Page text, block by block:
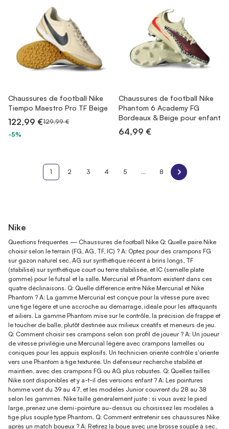
Chaussures de football Nike
Tiempo Maestro Pro TF Beige
122,99 €129,99 €
-5%
Chaussures de football Nike
Phantom 6 Academy FG
Bordeaux & Beige pour enfant
64,99 €
1 2 3 4 5 ... 8
Nike
Questions fréquentes — Chaussures de football Nike Q: Quelle paire Nike
choisir selon le terrain (FG, AG, TF, IC) ? A: Optez pour des crampons FG
sur gazon naturel sec, AG sur synthétique récent à brins longs, TF
(stabilisé) sur synthétique court ou terre stabilisée, et IC (semelle plate
gomme) pour le futsal et la salle. Mercurial et Phantom existent dans ces
quatre déclinaisons. Q: Quelle différence entre Nike Mercurial et Nike
Phantom ? A: La gamme Mercurial est conçue pour la vitesse pure avec
une tige légère et une accroche au démarrage, idéale pour les attaquants
et ailiers. La gamme Phantom mise sur le contrôle, la précision de frappe et
le toucher de balle, plutôt destinée aux milieux créatifs et meneurs de jeu.
Q: Comment choisir ses crampons selon son profil de joueur ? A: Un joueur
de vitesse privilégie une Mercurial légère avec crampons lamelles ou
coniques pour les appuis explosifs. Un technicien orienté contrôle s'oriente
vers une Phantom à tige texturée. Un défenseur recherche stabilité et
maintien, avec des crampons FG ou AG plus robustes. Q: Quelles tailles
Nike sont disponibles et y a-t-il des versions enfant ? A: Les pointures
homme vont du 39 au 47, et les modèles Junior couvrent du 28 au 38
selon les gammes. Nike taille généralement juste : si vous avez le pied
large, prenez une demi-pointure au-dessus ou choisissez les modèles à
tige plus souple type Phantom. Q: Comment entretenir ses chaussures Nike
après un match boueux ? A: Retirez la boue avec une brosse souple à sec,